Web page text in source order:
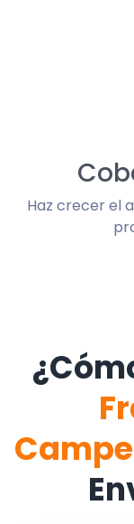
Haz crecer el